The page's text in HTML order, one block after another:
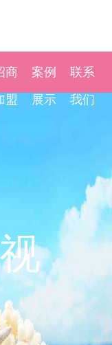
商
盟
案例
展示
联系
我们